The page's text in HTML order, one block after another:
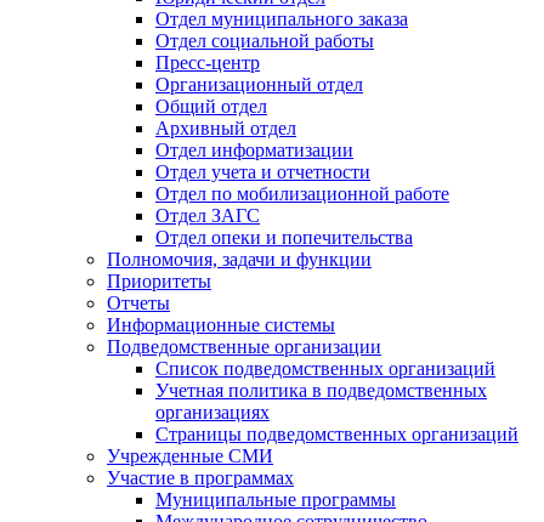
Отдел муниципального заказа
Отдел социальной работы
Пресс-центр
Организационный отдел
Общий отдел
Архивный отдел
Отдел информатизации
Отдел учета и отчетности
Отдел по мобилизационной работе
Отдел ЗАГС
Отдел опеки и попечительства
Полномочия, задачи и функции
Приоритеты
Отчеты
Информационные системы
Подведомственные организации
Список подведомственных организаций
Учетная политика в подведомственных
организациях
Страницы подведомственных организаций
Учрежденные СМИ
Участие в программах
Муниципальные программы